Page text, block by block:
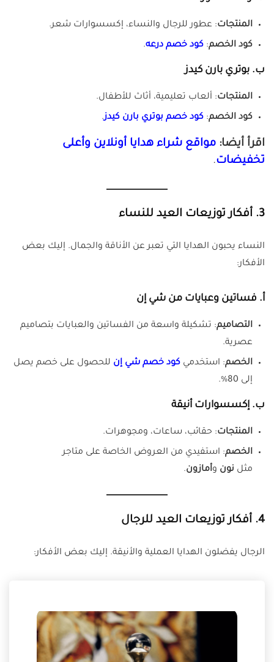
المنتجات: عطور للرجال والنساء، إكسسوارات شعر.
كود الخصم: كود خصم درعه.
ب. بوتري بارن كيدز
المنتجات: ألعاب تعليمية، أثاث للأطفال.
كود الخصم: كود خصم بوتري بارن كيدز.
اقرأ أيضا: مواقع شراء هدايا أونلاين وأعلى
تخفيضات.
3. أفكار توزيعات العيد للنساء
النساء يحبون الهدايا التي تعبر عن الأناقة والجمال. إليك بعض
الأفكار:
أ. فساتين وعبايات من شي إن
التصاميم: تشكيلة واسعة من الفساتين والعبايات بتصاميم
عصرية.
الخصم: استخدمي كود خصم شي إن للحصول على خصم يصل
إلى 80%.
ب. إكسسوارات أنيقة
المنتجات: حقائب، ساعات، ومجوهرات.
الخصم: استفيدي من العروض الخاصة على متاجر
مثل نون وأمازون.
4. أفكار توزيعات العيد للرجال
الرجال يفضلون الهدايا العملية والأنيقة. إليك بعض الأفكار: